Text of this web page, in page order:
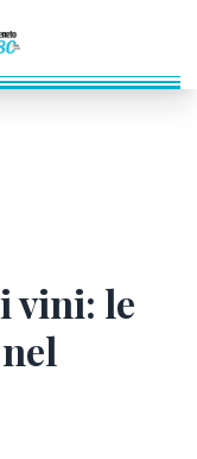
vini: le